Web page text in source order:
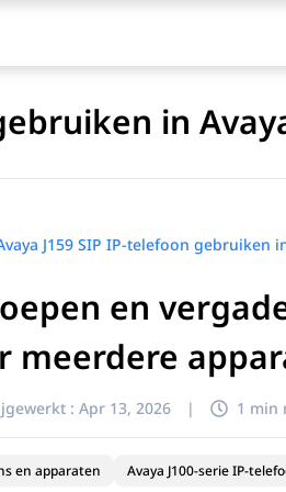
in
en
meerdere
: Apr 13, 2026 | 1 min
en apparaten Avaya J100-serie IP-